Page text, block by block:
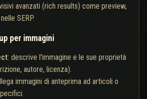
avanzati (rich results) come preview,
SERP.
per immagini
: descrive l'immagine e le sue proprietà
autore, licenza).
immagini di anteprima ad articoli o